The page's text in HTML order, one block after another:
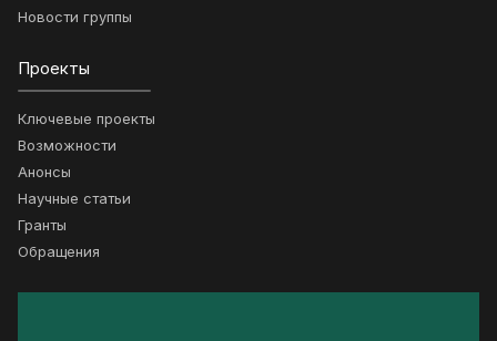
Новости группы
Проекты
Ключевые проекты
Возможности
Анонсы
Научные статьи
Гранты
Обращения